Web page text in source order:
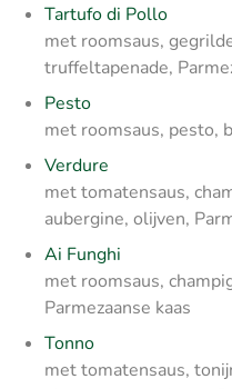
Tartufo di Pollo
met roomsaus,
truffeltapenade,
Pesto
met roomsaus, pesto,
Verdure
met tomatensaus,
aubergine, olijven,
Ai Funghi
met roomsaus,
Parmezaanse kaas
Tonno
met tomatensaus,